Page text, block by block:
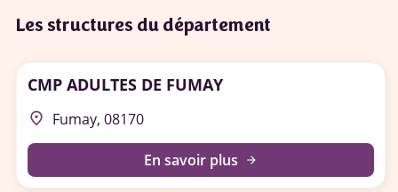
Les structures du département
CMP ADULTES DE FUMAY
place Fumay, 08170
En savoir plus arrow_forward